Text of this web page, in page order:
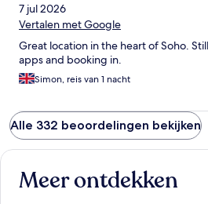
7 jul 2026
Vertalen met Google
Great location in the heart of Soho.
apps and booking in.
Simon, reis van 1 nacht
Alle 332 beoordelingen bekijken
Meer ontdekken